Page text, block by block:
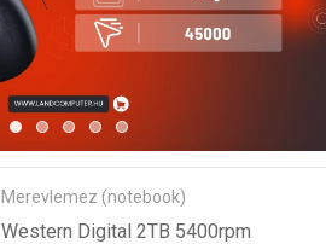
Merevlemez (notebook)
Western Digital 2TB 5400rpm